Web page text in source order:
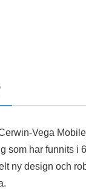
Vega
som har funnits i
ny design och